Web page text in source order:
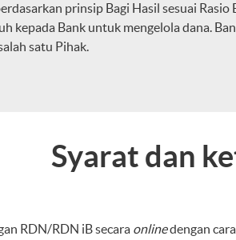
prinsip Bagi Hasil sesuai
kepada Bank untuk mengelola dana.
satu Pihak.
Syarat dan
RDN/RDN iB secara onlinedengan